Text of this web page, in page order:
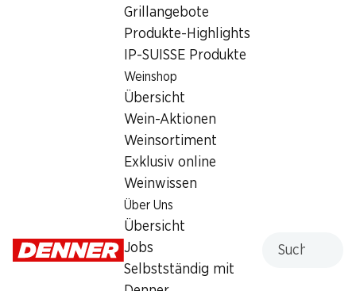
Grillangebote
Produkte-Highlights
IP-SUISSE Produkte
Weinshop
Übersicht
Wein-Aktionen
Weinsortiment
Exklusiv online
Weinwissen
Über Uns
Übersicht
Jobs
Selbstständig mit
IP-SUISSE Speckwürfeli